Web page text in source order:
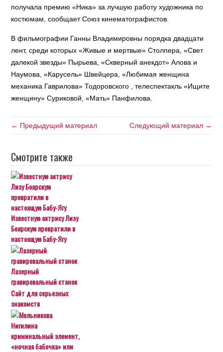
получала премию «Ника» за лучшую работу художника по
костюмам, сообщает Союз кинематографистов.
В фильмографии Ганны Владимировны порядка двадцати
лент, среди которых «Живые и мертвые» Столпера, «Свет
далекой звезды» Пырьева, «Скверный анекдот» Алова и
Наумова, «Карусель» Швейцера, «Любимая женщина
механика Гаврилова» Тодоровского , телеспектакль «Ищите
женщину» Суриковой, «Мать» Панфилова.
← Предыдущий материал Следующий материал →
Смотрите также
Известную актрису Лизу
Боярскую превратили в
настоящую Бабу-Ягу
Лазерный
гравировальный станок
Сайт для серьезных
знакомств